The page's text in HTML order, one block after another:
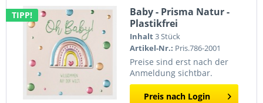
TIPP!
Baby - Prisma Natur -
Plastikfrei
(Quadratisch)
Inhalt3 Stück
Artikel-Nr.: Pris.786-2001
Preise sind erst nach der
Anmeldung sichtbar.
Preis nach Login